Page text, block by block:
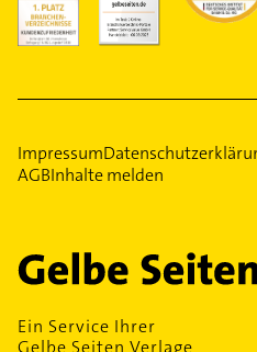
Impressum
AGBInhalte melden
Ein Service Ihrer
Gelbe Seiten Verlage